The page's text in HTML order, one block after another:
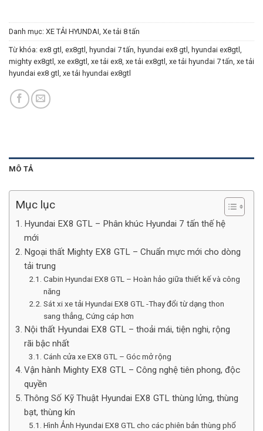
Danh mục: XE TẢI HYUNDAI Xe tải 8 tấn
Từ khóa: ex8 gtl ex8gtl hyundai 7 tấn hyundai ex8 gtl hyundai ex8gtl
mighty ex8gtl xe ex8gtl xe tải ex8 xe tải ex8gtl xe tải hyundai 7 tấn xe tải
hyundai ex8 gtl xe tải hyundai ex8gtl
MÔ TẢ
Mục lục
Hyundai EX8 GTL – Phân khúc Hyundai 7 tấn thế hệ
mới
Ngoại thất Mighty EX8 GTL – Chuẩn mực mới cho dòng
tải trung
Cabin Hyundai EX8 GTL – Hoàn hảo giữa thiết kế và công
năng
Sát xi xe tải Hyundai EX8 GTL -Thay đổi từ dạng thon
sang thẳng, Cứng cáp hơn
Nội thất Hyundai EX8 GTL – thoải mái, tiện nghi, rộng
rãi bậc nhất
Cánh cửa xe EX8 GTL – Góc mở rộng
Vận hành Mighty EX8 GTL – Công nghệ tiên phong, độc
quyền
Thông Số Kỹ Thuật Hyundai EX8 GTL thùng lửng, thùng
bạt, thùng kín
Hình Ảnh Hyundai EX8 GTL cho các phiên bản thùng phổ